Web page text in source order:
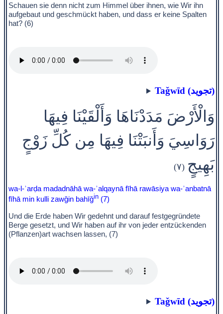
Schauen sie denn nicht zum Himmel über ihnen, wie Wir ihn
aufgebaut und geschmückt haben, und dass er keine Spalten
hat? (6)
Taǧwīd (تجويد)
وَالْأَرْضَ مَدَدْنَاهَا وَأَلْقَيْنَا فِيهَا
رَوَاسِيَ وَأَنبَتْنَا فِيهَا مِن كُلِّ زَوْجٍ
بَهِيجٍ (٧)
wa-l-ʾarḍa madadnāhā wa-ʾalqaynā fīhā rawāsiya wa-ʾanbatnā
fīhā min kulli zawǧin bahīǧin (7)
Und die Erde haben Wir gedehnt und darauf festgegründete
Berge gesetzt, und Wir haben auf ihr von jeder entzückenden
(Pflanzen)art wachsen lassen, (7)
Taǧwīd (تجويد)